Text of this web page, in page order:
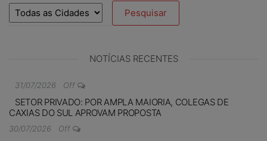
NOTÍCIAS RECENTES
31/07/2026 Off
SETOR PRIVADO: POR AMPLA MAIORIA, COLEGAS DE
CAXIAS DO SUL APROVAM PROPOSTA
30/07/2026 Off